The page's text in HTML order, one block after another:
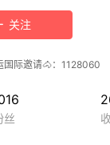
关注
际邀请🐴：1128060
丝